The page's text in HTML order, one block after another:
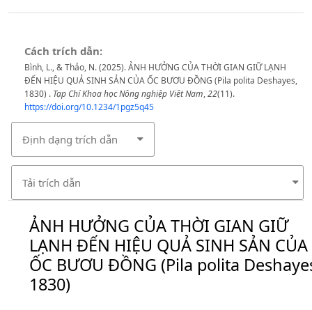
Cách trích dẫn:
Bình, L., & Thảo, N. (2025). ẢNH HƯỞNG CỦA THỜI GIAN GIỮ LẠNH
ĐẾN HIỆU QUẢ SINH SẢN CỦA ỐC BƯƠU ĐỒNG (Pila polita Deshayes,
1830) . Tạp Chí Khoa học Nông nghiệp Việt Nam,22(11).
https://doi.org/10.1234/1pgz5q45
Định dạng trích dẫn
Tải trích dẫn
ẢNH HƯỞNG CỦA THỜI GIAN GIỮ
LẠNH ĐẾN HIỆU QUẢ SINH SẢN CỦA
ỐC BƯƠU ĐỒNG (Pila polita
1830)